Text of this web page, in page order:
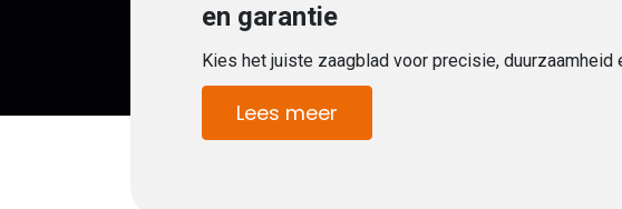
en garantie
Kies het juiste zaagblad voor precisie, duurzaamheid
Lees meer